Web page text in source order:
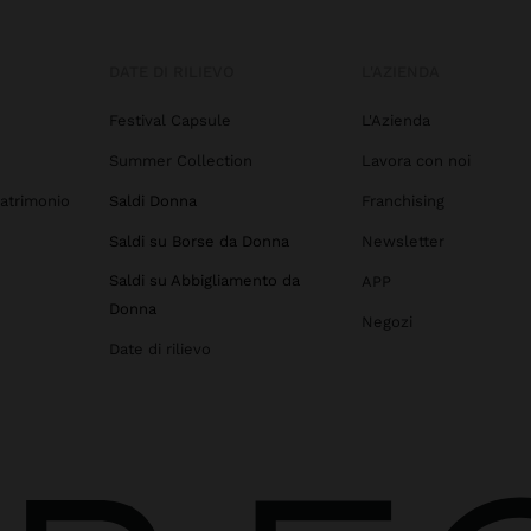
Festival Capsule
Summer Collection
Saldi Donna
Saldi su Borse da Donna
Saldi su Abbigliamento da
Donna
Date di rilievo
L'Azienda
Lavora con noi
Franchising
Newsletter
APP
Negozi